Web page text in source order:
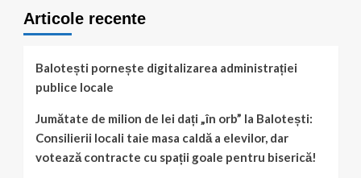
se
Cristian
Pretorian
cere
Consiliului
Local
pentru
Articole recente
Balotești pornește digitalizarea administrației
publice locale
Jumătate de milion de lei dați „în orb” la Balotești:
Consilierii locali taie masa caldă a elevilor, dar
votează contracte cu spații goale pentru biserică!